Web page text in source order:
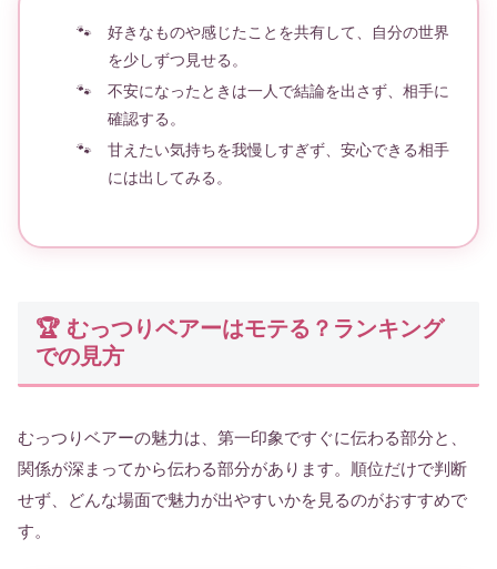
好きなものや感じたことを共有して、自分の世界
を少しずつ見せる。
不安になったときは一人で結論を出さず、相手に
確認する。
甘えたい気持ちを我慢しすぎず、安心できる相手
には出してみる。
🏆 むっつりベアーはモテる？ランキング
での見方
むっつりベアーの魅力は、第一印象ですぐに伝わる部分と、
関係が深まってから伝わる部分があります。順位だけで判断
せず、どんな場面で魅力が出やすいかを見るのがおすすめで
す。